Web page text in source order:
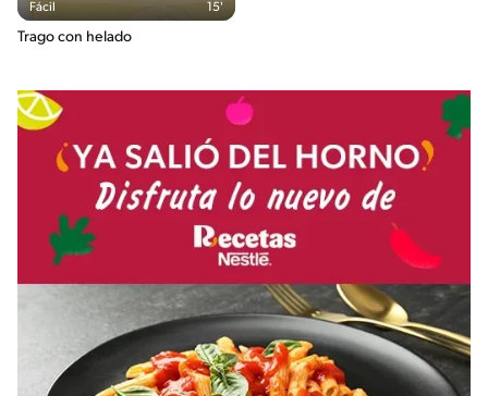
Fácil 15'
Trago con helado